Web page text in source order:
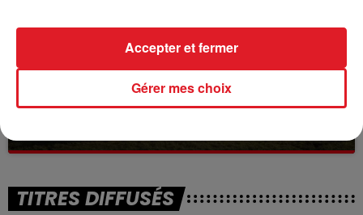
WINGLES: UN JEUNE PERD LA VIE, NOYÉ À
La victime a coulé à pic
TITRES DIFFUSÉS
Gérer mes choix
Accepter et fermer